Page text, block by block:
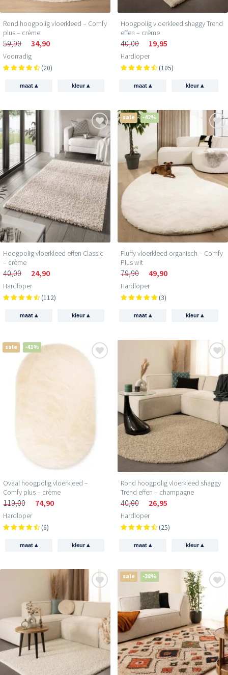
Rond hoogpolig vloerkleed – Comfy
plus – crème
59,90 34,90
Voorradig
(20)
maat ▴ kleur▴
Hoogpolig vloerkleed shaggy Trend
effen – crème
40,00 19,95
Hardloper
(105)
maat ▴ kleur▴
Hoogpolig vloerkleed effen Classic
– crème
40,00 24,90
Hardloper
(112)
maat ▴ kleur▴
sale -42%
Fluffy vloerkleed organisch – Comfy
Plus wit
79,90 49,90
Hardloper
(3)
maat ▴ kleur▴
sale -41%
Ovaal hoogpolig vloerkleed –
Comfy plus – crème
119,00 74,90
Hardloper
(6)
maat ▴ kleur▴
Rond hoogpolig vloerkleed shaggy
Trend effen – champagne
40,00 26,95
Hardloper
(25)
maat ▴ kleur▴
sale -38%